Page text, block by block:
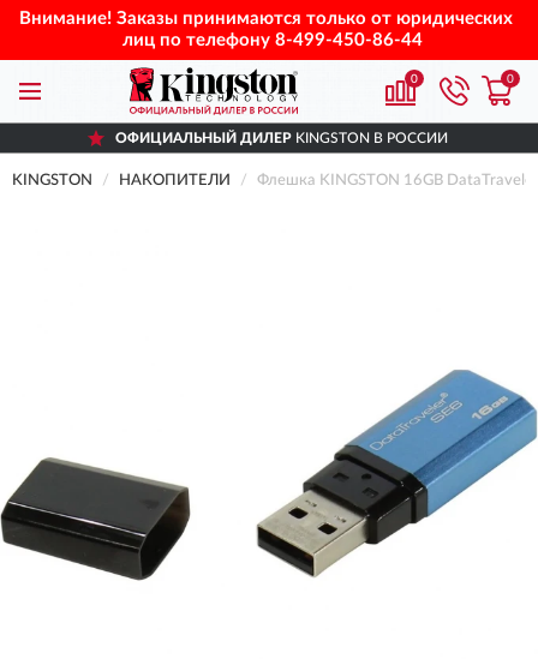
Внимание! Заказы принимаются только от юридических
лиц по телефону 8-499-450-86-44
0 0
ОФИЦИАЛЬНЫЙ ДИЛЕР KINGSTON В РОССИИ
KINGSTON НАКОПИТЕЛИ Флешка KINGSTON 16GB